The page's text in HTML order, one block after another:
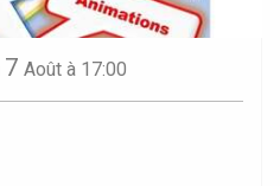
7 Août à 17:00